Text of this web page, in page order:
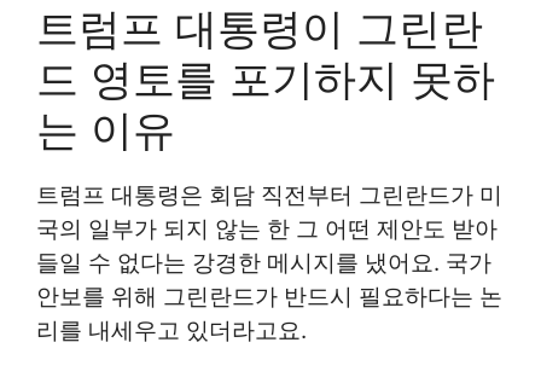
트럼프 대통령이 그린란
드 영토를 포기하지 못하
는 이유
트럼프 대통령은 회담 직전부터 그린란드가 미
국의 일부가 되지 않는 한 그 어떤 제안도 받아
들일 수 없다는 강경한 메시지를 냈어요. 국가
안보를 위해 그린란드가 반드시 필요하다는 논
리를 내세우고 있더라고요.